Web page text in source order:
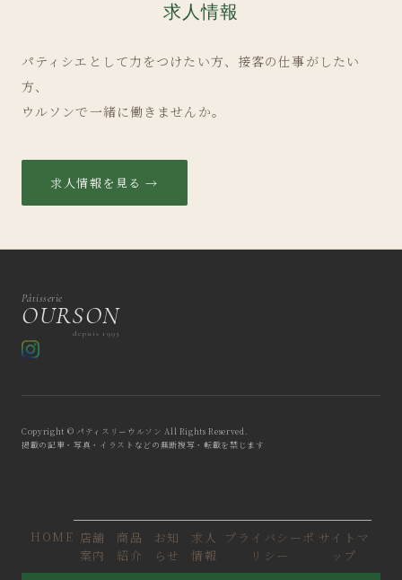
求人情報
パティシエとして力をつけたい方、接客の仕事がしたい
方、
ウルソンで一緒に働きませんか。
求人情報を見る →
Pâtisserie
OURSON
depuis 1993
Copyright © パティスリーウルソン All Rights Reserved.
掲載の記事・写真・イラストなどの無断複写・転載を禁じます
HOME 店舗
案内
商品
紹介
お知
らせ
求人
情報
プライバシーポ
リシー
サイトマ
ップ